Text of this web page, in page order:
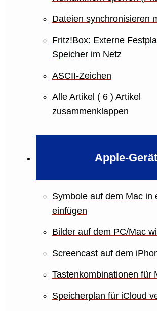
Dateien synchronisieren
Fritz!Box: Externe
Speicher im Netz
ASCII-Zeichen
Alle Artikel ( 6 ) Artikel
zusammenklappen
Apple-
Symbole auf dem Mac in
einfügen
Bilder auf dem PC/Mac
Screencast auf dem
Tastenkombinationen für
Speicherplan für iCloud